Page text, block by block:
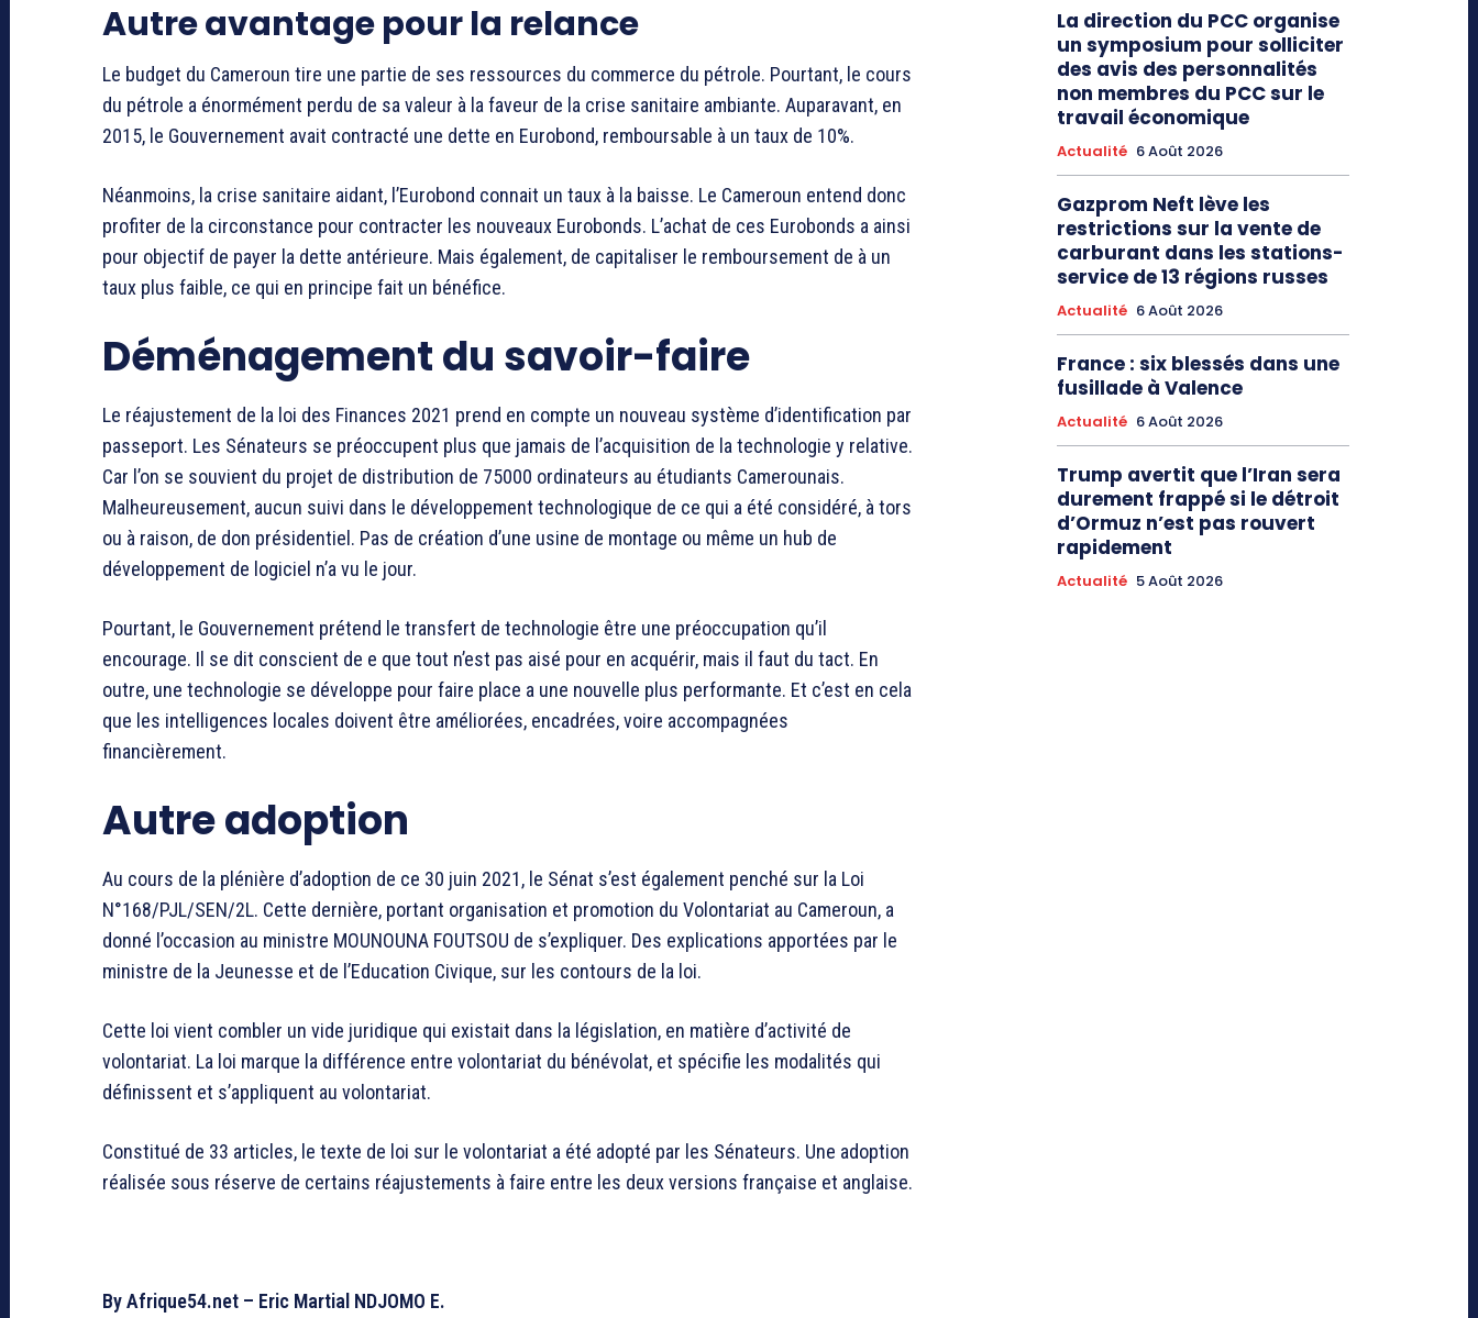
Autre avantage pour la relance
Le budget du Cameroun tire une partie de ses ressources du commerce du pétrole. Pourtant, le cours
du pétrole a énormément perdu de sa valeur à la faveur de la crise sanitaire ambiante. Auparavant, en
2015, le Gouvernement avait contracté une dette en Eurobond, remboursable à un taux de 10%.
Néanmoins, la crise sanitaire aidant, l’Eurobond connait un taux à la baisse. Le Cameroun entend donc
profiter de la circonstance pour contracter les nouveaux Eurobonds. L’achat de ces Eurobonds a ainsi
pour objectif de payer la dette antérieure. Mais également, de capitaliser le remboursement de à un
taux plus faible, ce qui en principe fait un bénéfice.
Déménagement du savoir-faire
Le réajustement de la loi des Finances 2021 prend en compte un nouveau système d’identification par
passeport. Les Sénateurs se préoccupent plus que jamais de l’acquisition de la technologie y relative.
Car l’on se souvient du projet de distribution de 75000 ordinateurs au étudiants Camerounais.
Malheureusement, aucun suivi dans le développement technologique de ce qui a été considéré, à tors
ou à raison, de don présidentiel. Pas de création d’une usine de montage ou même un hub de
développement de logiciel n’a vu le jour.
Pourtant, le Gouvernement prétend le transfert de technologie être une préoccupation qu’il
encourage. Il se dit conscient de e que tout n’est pas aisé pour en acquérir, mais il faut du tact. En
outre, une technologie se développe pour faire place a une nouvelle plus performante. Et c’est en cela
que les intelligences locales doivent être améliorées, encadrées, voire accompagnées
financièrement.
Autre adoption
Au cours de la plénière d’adoption de ce 30 juin 2021, le Sénat s’est également penché sur la Loi
N°168/PJL/SEN/2L. Cette dernière, portant organisation et promotion du Volontariat au Cameroun, a
donné l’occasion au ministre MOUNOUNA FOUTSOU de s’expliquer. Des explications apportées par le
ministre de la Jeunesse et de l’Education Civique, sur les contours de la loi.
Cette loi vient combler un vide juridique qui existait dans la législation, en matière d’activité de
volontariat. La loi marque la différence entre volontariat du bénévolat, et spécifie les modalités qui
définissent et s’appliquent au volontariat.
Constitué de 33 articles, le texte de loi sur le volontariat a été adopté par les Sénateurs. Une adoption
réalisée sous réserve de certains réajustements à faire entre les deux versions française et anglaise.
By Afrique54.net – Eric Martial NDJOMO E.
La direction du PCC organise
un symposium pour solliciter
des avis des personnalités
non membres du PCC sur le
travail économique
Actualité 6 Août 2026
Gazprom Neft lève les
restrictions sur la vente de
carburant dans les stations-
service de 13 régions russes
Actualité 6 Août 2026
France : six blessés dans une
fusillade à Valence
Actualité 6 Août 2026
Trump avertit que l’Iran sera
durement frappé si le détroit
d’Ormuz n’est pas rouvert
rapidement
Actualité 5 Août 2026